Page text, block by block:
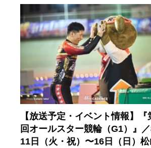
【放送予定・イベント情報】『
回オールスター競輪（G1）』／
11日（火・祝）〜16日（日）